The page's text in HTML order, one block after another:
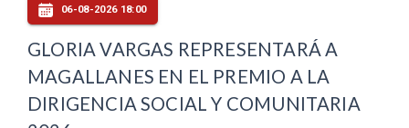
06-08-2026 18:00
GLORIA VARGAS REPRESENTARÁ A
MAGALLANES EN EL PREMIO A LA
DIRIGENCIA SOCIAL Y COMUNITARIA